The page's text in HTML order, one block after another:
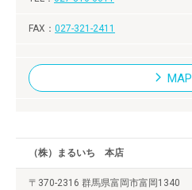
027-321-2411
MAP
（株）まるいち 本店
〒370-2316 群馬県富岡市富岡1340